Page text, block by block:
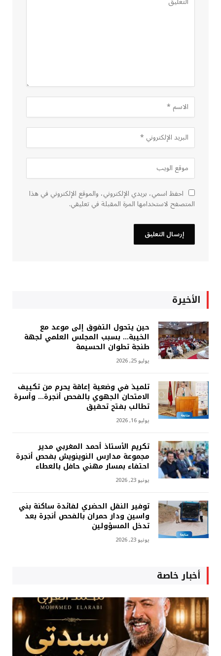
احفظ اسمي، بريدي الإلكتروني، والموقع الإلكتروني في هذا
المتصفح لاستخدامها المرة المقبلة في تعليقي.
الأخيرة
حين يتحول التفوق إلى موعد مع
الخيبة… بسبب المجلس العلمي لجهة
طنجة تطوان الحسيمة
يوليو 25, 2026
تلميذ في وضعية إعاقة يحرم من تكييف
الامتحان الجهوي بالفحص أنجرة… وأسرة
تطالب بفتح تحقيق
يوليو 16, 2026
تكريم الأستاذ أحمد المغربي مدير
مجموعة مدارس النوينويش بفحص أنجرة
احتفاء بمسار مهني حافل بالعطاء
يونيو 23, 2026
توفير النقل الحضري لفائدة ساكنة بني
واسين ودار حمران بالفحص أنجرة بعد
تدخل المسؤولين
يونيو 23, 2026
أخبار خاصة